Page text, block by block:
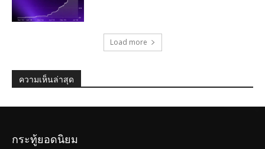
Load more
ความเห็นล่าสุด
กระทู้ยอดนิยม